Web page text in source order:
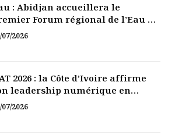
: Abidjan accueillera le
Forum régional de l’Eau de
de l’Ouest
07/2026
2026 : la Côte d’Ivoire affirme
leadership numérique en
07/2026